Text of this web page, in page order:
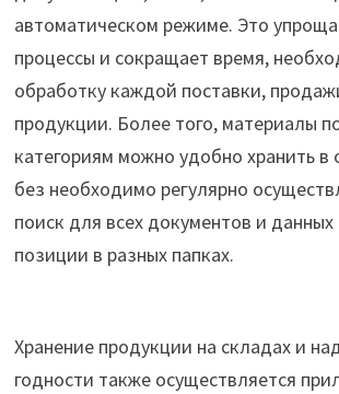
автоматическом режиме. Это
процессы и сокращает время,
обработку каждой поставки,
продукции. Более того, материалы
категориям можно удобно хранить в
без необходимо регулярно
поиск для всех документов и
позиции в разных папках.
Хранение продукции на складах и
годности также осуществляется